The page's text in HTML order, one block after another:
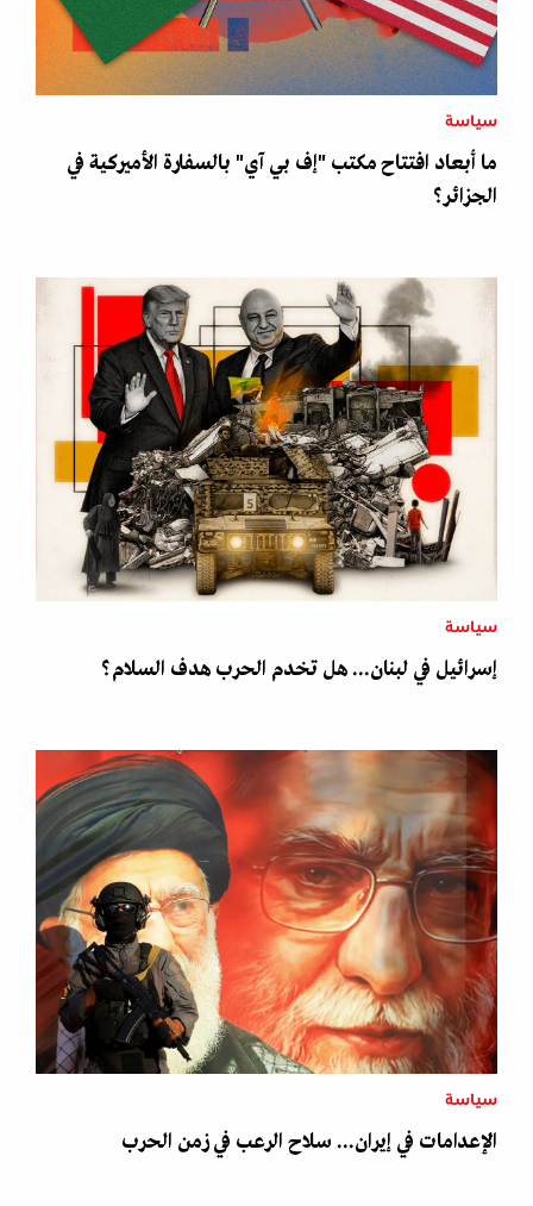
سياسة
ما أبعاد افتتاح مكتب "إف بي آي" بالسفارة الأميركية في
الجزائر؟
سياسة
إسرائيل في لبنان... هل تخدم الحرب هدف السلام؟
سياسة
الإعدامات في إيران... سلاح الرعب في زمن الحرب